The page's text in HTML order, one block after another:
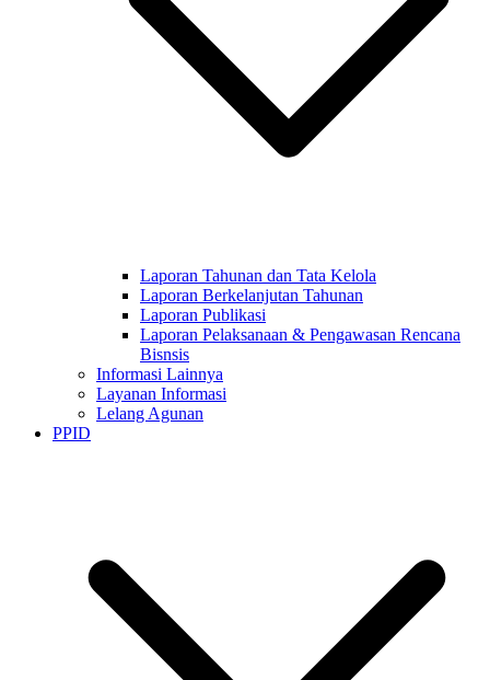
Laporan Tahunan dan Tata Kelola
Laporan Berkelanjutan Tahunan
Laporan Publikasi
Laporan Pelaksanaan & Pengawasan Rencana
Bisnsis
Informasi Lainnya
Layanan Informasi
Lelang Agunan
PPID